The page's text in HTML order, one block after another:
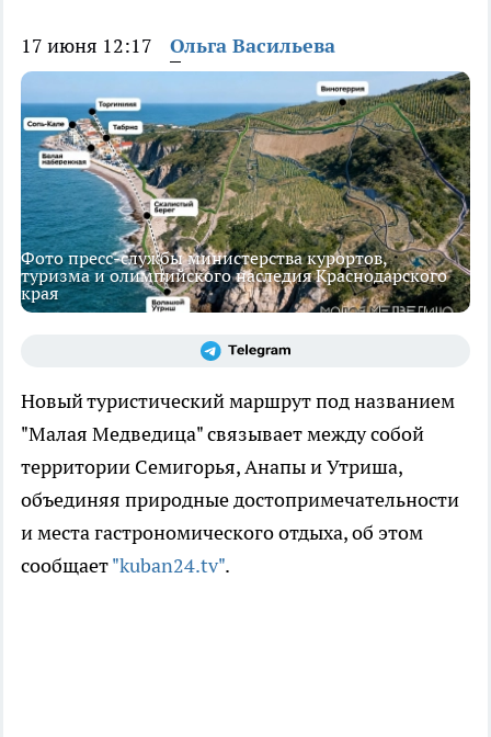
17 июня 12:17 Ольга Васильева
Фото пресс-службы министерства курортов,
туризма и олимпийского наследия Краснодарского
края
Новый туристический маршрут под названием
"Малая Медведица" связывает между собой
территории Семигорья, Анапы и Утриша,
объединяя природные достопримечательности
и места гастрономического отдыха, об этом
сообщает"kuban24.tv".